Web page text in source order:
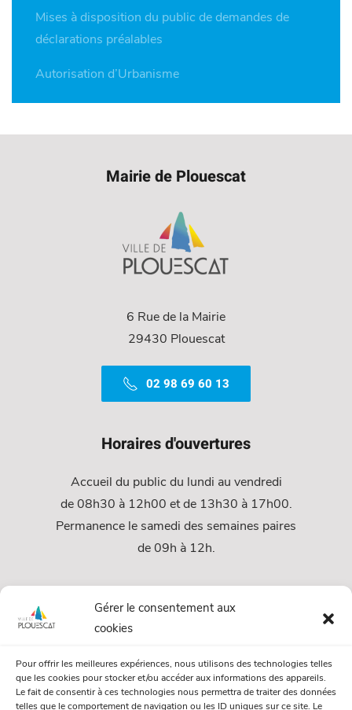
Gérer le consentement aux
cookies
Pour offrir les meilleures expériences, nous utilisons des technologies telles
que les cookies pour stocker et/ou accéder aux informations des appareils.
Le fait de consentir à ces technologies nous permettra de traiter des données
telles que le comportement de navigation ou les ID uniques sur ce site. Le
Mises à disposition du public de demandes de
déclarations préalables
Autorisation d’Urbanisme
Mairie de Plouescat
6 Rue de la Mairie
29430 Plouescat
02 98 69 60 13
Horaires d'ouvertures
Accueil du public du lundi au vendredi
de 08h30 à 12h00 et de 13h30 à 17h00.
Permanence le samedi des semaines paires
de 09h à 12h.
Services
Urbanisme
Papiers et citoyenneté